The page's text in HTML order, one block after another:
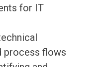
for IT
process flows